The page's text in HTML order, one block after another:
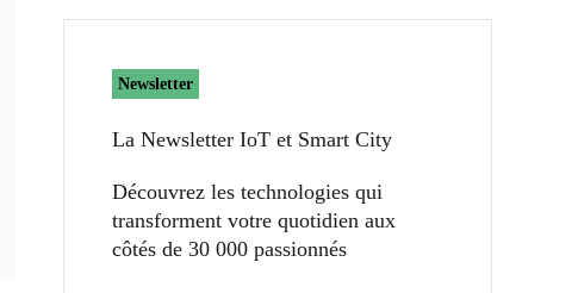
Newsletter
La Newsletter IoT et Smart City​
Découvrez les technologies qui
transforment votre quotidien aux
côtés de 30 000 passionnés